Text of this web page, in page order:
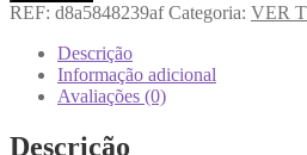
REF: d8a5848239af Categoria: VER
Descrição
Informação adicional
Avaliações (0)
Descrição